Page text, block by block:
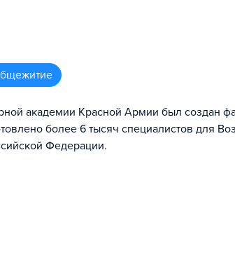
академии Красной Армии был создан
более 6 тысяч специалистов для
Федерации.